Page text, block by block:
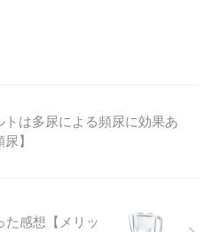
トは多尿による頻尿に効果あ
】
た感想【メリッ